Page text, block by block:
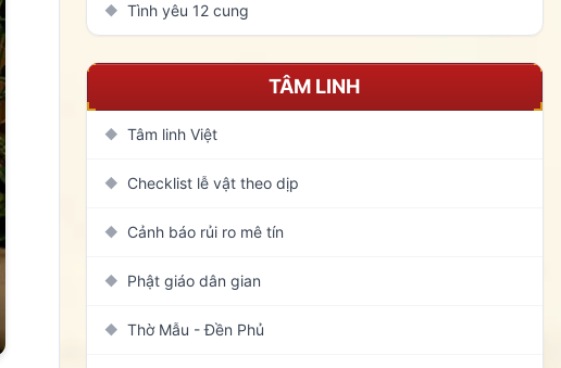
◆ Tình yêu 12 cung
TÂM LINH
◆ Tâm linh Việt
◆ Checklist lễ vật theo dịp
◆ Cảnh báo rủi ro mê tín
◆ Phật giáo dân gian
◆ Thờ Mẫu - Đền Phủ